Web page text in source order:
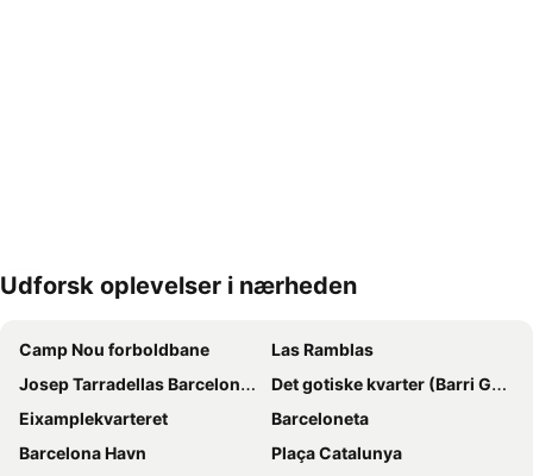
Udvid kort
Udforsk oplevelser i nærheden
Camp Nou forboldbane
Las Ramblas
Josep Tarradellas Barcelona–El Prat Airport
Det gotiske kvarter (Barri Gòtic)
Eixamplekvarteret
Barceloneta
Barcelona Havn
Plaça Catalunya